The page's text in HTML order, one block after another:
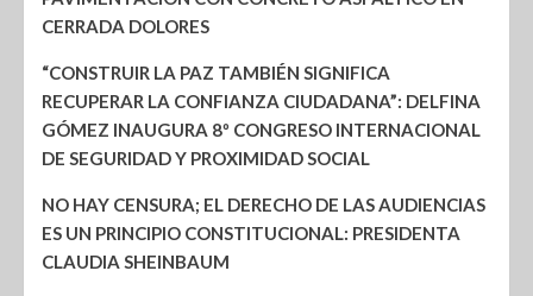
CERRADA DOLORES
“CONSTRUIR LA PAZ TAMBIÉN SIGNIFICA
RECUPERAR LA CONFIANZA CIUDADANA”: DELFINA
GÓMEZ INAUGURA 8º CONGRESO INTERNACIONAL
DE SEGURIDAD Y PROXIMIDAD SOCIAL
NO HAY CENSURA; EL DERECHO DE LAS AUDIENCIAS
ES UN PRINCIPIO CONSTITUCIONAL: PRESIDENTA
CLAUDIA SHEINBAUM